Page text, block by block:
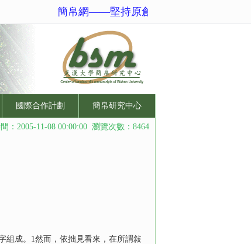
簡帛網——堅持原創性、規範化、國際化的
國際合作計劃 簡帛研究中心
：2005-11-08 00:00:00 瀏覽次數：8464
成。1然而，依拙見看來，在所謂敍